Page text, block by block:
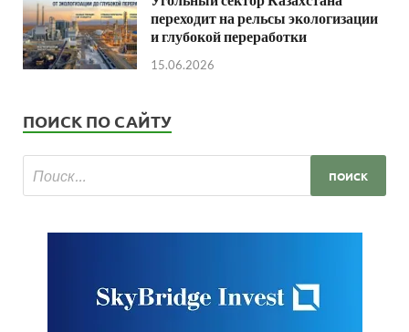
переходит на рельсы экологизации
и глубокой переработки
15.06.2026
ПОИСК ПО САЙТУ